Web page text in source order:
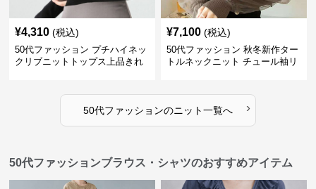
¥4,310 (税込)
50代ファッション プチハイネッ
クリブニットトップス上品きれ
¥7,100 (税込)
50代ファッション 秋冬新作ター
トルネックニット チュール袖リ
50代ファッションのニット一覧へ ›
50代ファッションブラウス・シャツのおすすめアイテム